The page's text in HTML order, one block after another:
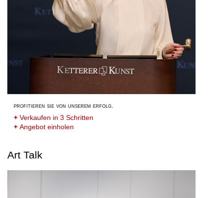
profitieren sie von unserem erfolg.
+Verkaufen in 3 Schritten
+Angebot einholen
Art Talk